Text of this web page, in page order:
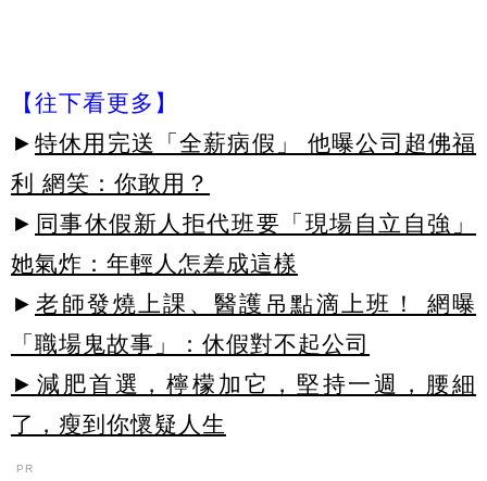
【往下看更多】
► 特休用完送「全薪病假」 他曝公司超佛福
利 網笑：你敢用？
► 同事休假新人拒代班要「現場自立自強」
她氣炸：年輕人怎差成這樣
► 老師發燒上課、醫護吊點滴上班！ 網曝
「職場鬼故事」：休假對不起公司
►減肥首選，檸檬加它，堅持一週，腰細
了，瘦到你懷疑人生
PR